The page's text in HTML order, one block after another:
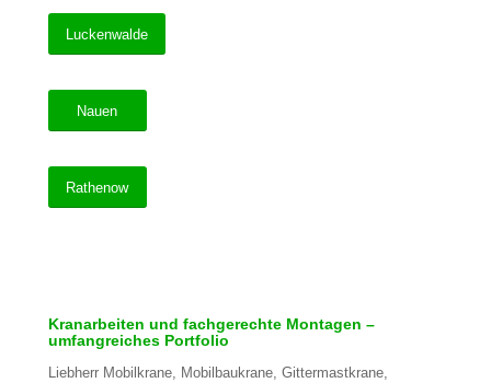
Luckenwalde
Nauen
Rathenow
Kranarbeiten und fachgerechte Montagen –
umfangreiches Portfolio
Liebherr Mobilkrane, Mobilbaukrane, Gittermastkrane,